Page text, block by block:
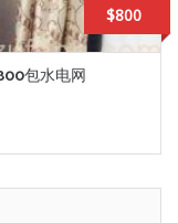
$800
包水电网